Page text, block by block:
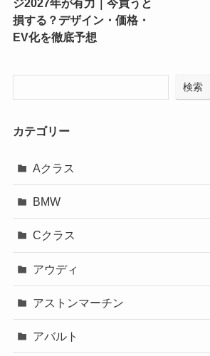
ジ2027年が有力｜今買うと
損する？デザイン・価格・
EV化を徹底予想
検索
カテゴリー
Aクラス
BMW
Cクラス
アウディ
アストンマーチン
アバルト